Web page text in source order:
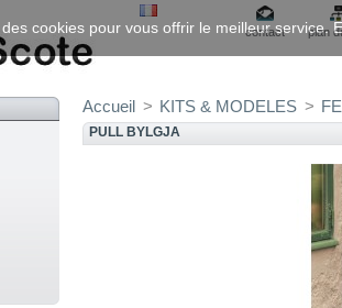
contact plan
Accueil > KITS & MODELES >
PULL BYLGJA
cookies pour vous offrir le meilleur